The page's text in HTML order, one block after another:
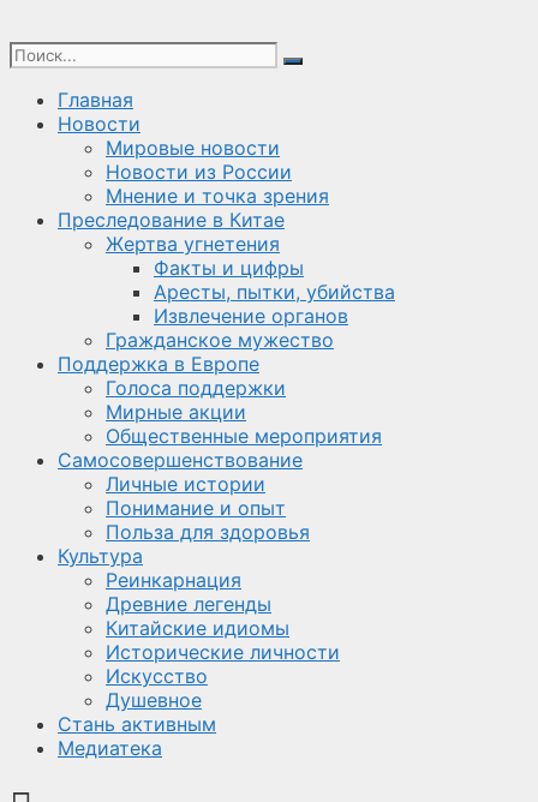
Главная
Новости
Мировые новости
Новости из России
Мнение и точка зрения
Преследование в Китае
Жертва угнетения
Факты и цифры
Аресты, пытки, убийства
Извлечение органов
Гражданское мужество
Поддержка в Европе
Голоса поддержки
Мирные акции
Общественные мероприятия
Самосовершенствование
Личные истории
Понимание и опыт
Польза для здоровья
Культура
Реинкарнация
Древние легенды
Китайские идиомы
Исторические личности
Искусство
Душевное
Стань активным
Медиатека